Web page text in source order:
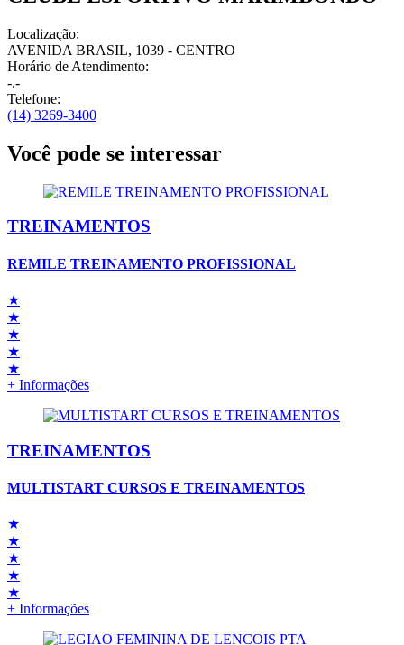
Localização:
AVENIDA BRASIL, 1039 - CENTRO
Horário de Atendimento:
-.-
Telefone:
(14) 3269-3400
Você pode se interessar
TREINAMENTOS
REMILE TREINAMENTO PROFISSIONAL
★
★
★
★
★
+ Informações
TREINAMENTOS
MULTISTART CURSOS E TREINAMENTOS
★
★
★
★
★
+ Informações